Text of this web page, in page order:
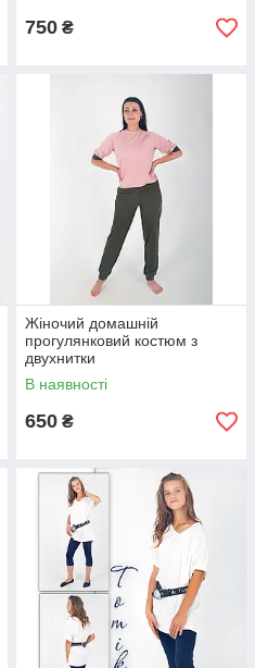
750 ₴
Жіночий домашній
прогулянковий костюм з
двухнитки
В наявності
650 ₴